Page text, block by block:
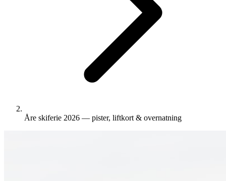
Åre skiferie 2026 — pister, liftkort & overnatning